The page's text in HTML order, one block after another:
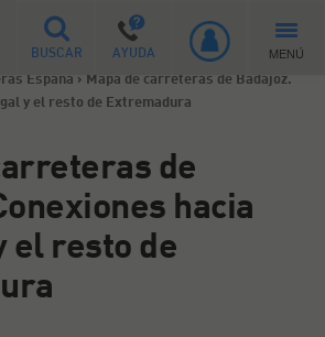
BUSCAR AYUDA
MENÚ
España > Mapa de carreteras de Badajoz.
y el resto de Extremadura
de
hacia
el resto de